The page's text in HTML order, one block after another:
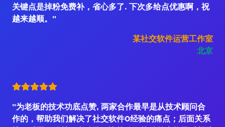
关键点是掉粉免费补，省心多了. 下次多给点优惠啊，祝
越来越顺。"
某社交软件运营工作室
北京
"为老板的技术功底点赞, 两家合作最早是从技术顾问合
作的，帮助我们解决了社交软件0经验的痛点；后面关系